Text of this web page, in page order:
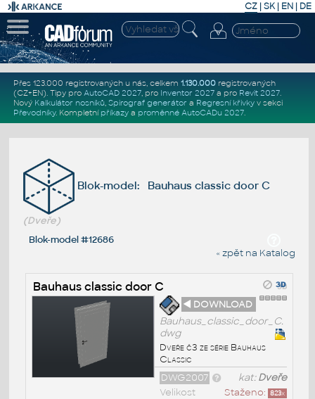
CZ | SK| EN | DE
Přes 123.000 registrovaných u nás, celkem 1.130.000registrovaných
(CZ+EN). Tipy pro AutoCAD 2027, pro Inventor 2027a pro Revit 2027.
Nový Kalkulátor nosníků, Spirograf generátor a Regresní křivkyv sekci
Převodníky. Kompletní příkazya proměnné AutoCADu 2027.
Blok-model: Bauhaus classic door C
(Dveře)
Blok-model #12686
« zpět na Katalog
Bauhaus classic door C
◄ DOWNLOAD
Bauhaus_classic_door_C.
dwg
Dveře č3 ze série Bauhaus
Classic
kat:Dveře
DWG2007
Staženo: 823x
Velikost